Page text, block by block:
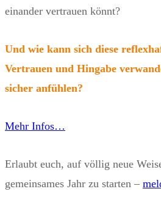
einander vertrauen könnt?
Und wie kann sich diese
Vertrauen und Hingabe
sicher anfühlen?
Mehr Infos…
Erlaubt euch, auf völlig neue
gemeinsames Jahr zu starten –